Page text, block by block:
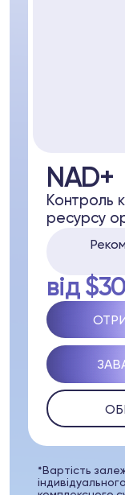
Telegram
System
NAD+
Контроль
ресурсу
від
*Вартість